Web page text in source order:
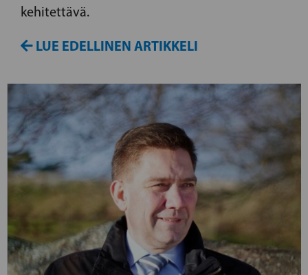
kehitettävä.
LUE EDELLINEN ARTIKKELI